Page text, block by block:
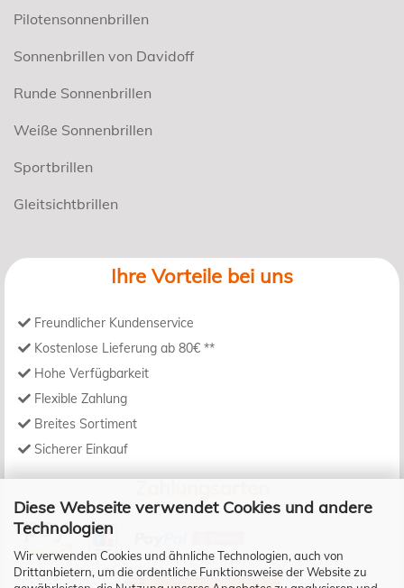
Diese Webseite verwendet Cookies und andere
Technologien
Wir verwenden Cookies und ähnliche Technologien, auch von
Drittanbietern, um die ordentliche Funktionsweise der Website zu
Pilotensonnenbrillen
Sonnenbrillen von Davidoff
Runde Sonnenbrillen
Weiße Sonnenbrillen
Sportbrillen
Gleitsichtbrillen
Ihre Vorteile bei uns
Freundlicher Kundenservice
Kostenlose Lieferung ab 80€ **
Hohe Verfügbarkeit
Flexible Zahlung
Breites Sortiment
Sicherer Einkauf